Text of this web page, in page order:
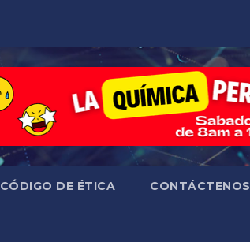
CÓDIGO DE ÉTICA CONTÁCTENOS